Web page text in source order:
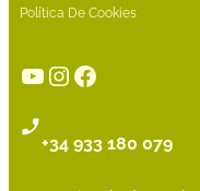
Política De Cookies
YouTube
Instagram
Facebook
+34 933 180 079